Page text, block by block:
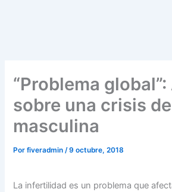
“Problema
sobre una crisis
masculina
Porfiveradmin /9 octubre, 2018
La infertilidad es un problema que